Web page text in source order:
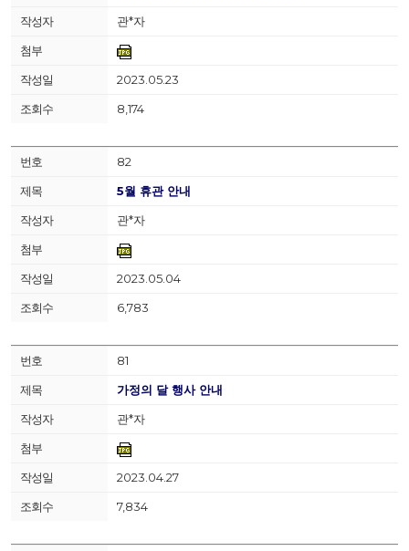
관*자
2023.05.23
8,174
82
5월 휴관 안내
관*자
2023.05.04
6,783
81
가정의 달 행사 안내
관*자
2023.04.27
7,834